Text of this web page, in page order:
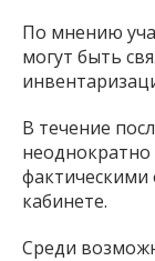
По мнению
могут быть
В течение
кабинете.
Среди